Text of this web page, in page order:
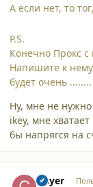
А если нет, то
P.S.
Конечно Прокс
Напишите к
будет очень ........
Ну, мне не нужно
ikey, мне
бы напрягся на
clayer